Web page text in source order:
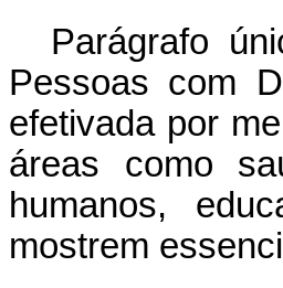
Parágrafo
Pessoas com
efetivada por
áreas como
humanos,
mostrem